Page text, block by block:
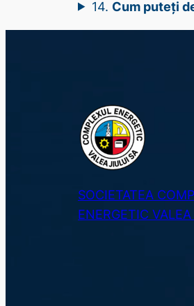
14. Cum puteți
SOCIETATEA
ENERGETIC